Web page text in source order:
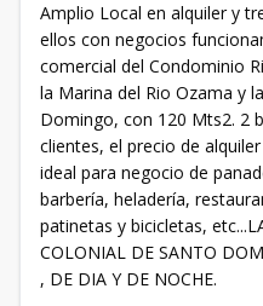
Amplio Local en alquiler y
ellos con negocios
comercial del Condominio
la Marina del Rio Ozama y
Domingo, con 120 Mts2. 2
clientes, el precio de
ideal para negocio de
barbería, heladería,
patinetas y bicicletas,
COLONIAL DE SANTO
, DE DIA Y DE NOCHE.